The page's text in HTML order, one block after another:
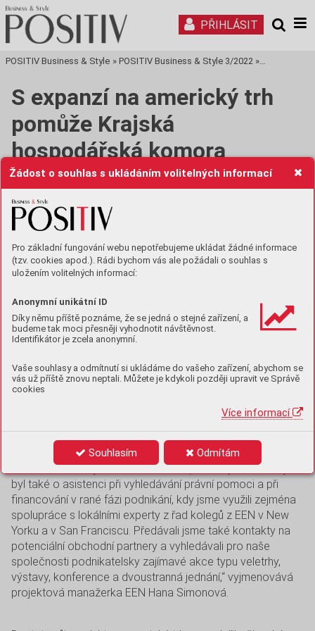
Žádost o souhlas s ukládáním volitelných informací
Pro základní fungování webu nepotřebujeme ukládat žádné informace
(tzv. cookies apod.). Rádi bychom vás ale požádali o souhlas s
uložením volitelných informací:
Anonymní unikátní ID
Díky němu příště poznáme, že se jedná o stejné zařízení, a
budeme tak moci přesněji vyhodnotit návštěvnost.
Identifikátor je zcela anonymní.
Vaše souhlasy a odmítnutí si ukládáme do vašeho zařízení, abychom se
vás už příště znovu neptali. Můžete je kdykoli později upravit ve Správě
cookies
Více informací
Souhlasím Odmítám
PŘIHLÁSIT
POSITIV Business & Style » POSITIV Business & Style 3/2022 » Tisková
S expanzí na americký trh
pomůže Krajská
hospodářská komora
Moravskoslezského kraje
I přes velký potenciál této země není pro české firmy lehké
své produkty a služby na americký trh dostat a ve vysoké
konkurenci se na něm i udržet. S expanzí na trhy Spojených
států pomáhá českým firmám v regionu Krajská
hospodářská komora Moravskoslezského kraje (KHK
na podporu podnikání Enterprise Europe Network (EEN)
a prostřednictvím služeb krajského exportního specialisty.
spolupráce s partnerskými kancelářemi EEN ve více než
60 zemích světa. Také v USA se můžeme obrátit při řešení
klientských případů na kolegy z řad místních expertů.
V posledních letech se na nás obracely firmy nejčastěji se
žádostí o pomoc při řešení celní problematiky
a poradenstvím při legislativních a administrativních
úkonech souvisejících se založením pobočky v USA. Zájem
byl také o asistenci při vyhledávání právní pomoci a při
financování v rané fázi podnikání, kdy jsme využili zejména
spolupráce s lokálními experty z řad kolegů z EEN v New
Yorku a v San Franciscu. Předávali jsme také kontakty na
potenciální obchodní partnery a vyhledávali pro naše
společnosti podnikatelsky zajímavé akce typu veletrhy,
výstavy, konference a dvoustranná jednání,“ vyjmenovává
projektová manažerka EEN Hana Simonová.